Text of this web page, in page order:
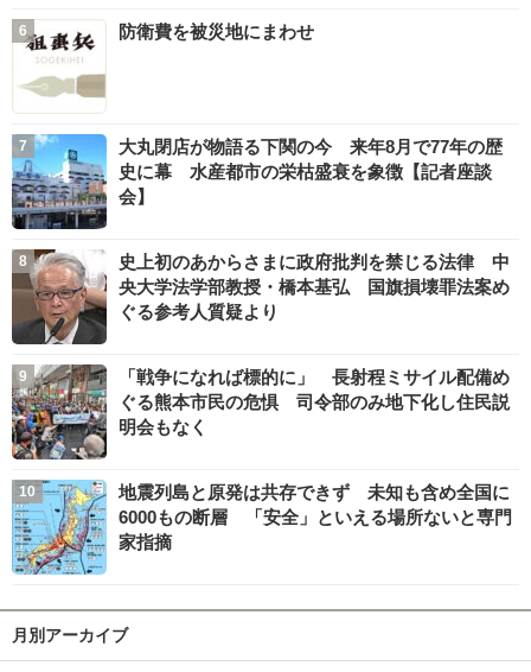
防衛費を被災地にまわせ
大丸閉店が物語る下関の今 来年8月で77年の歴
史に幕 水産都市の栄枯盛衰を象徴【記者座談
会】
史上初のあからさまに政府批判を禁じる法律 中
央大学法学部教授・橋本基弘 国旗損壊罪法案め
ぐる参考人質疑より
「戦争になれば標的に」 長射程ミサイル配備め
ぐる熊本市民の危惧 司令部のみ地下化し住民説
明会もなく
地震列島と原発は共存できず 未知も含め全国に
6000もの断層 「安全」といえる場所ないと専門
家指摘
月別アーカイブ